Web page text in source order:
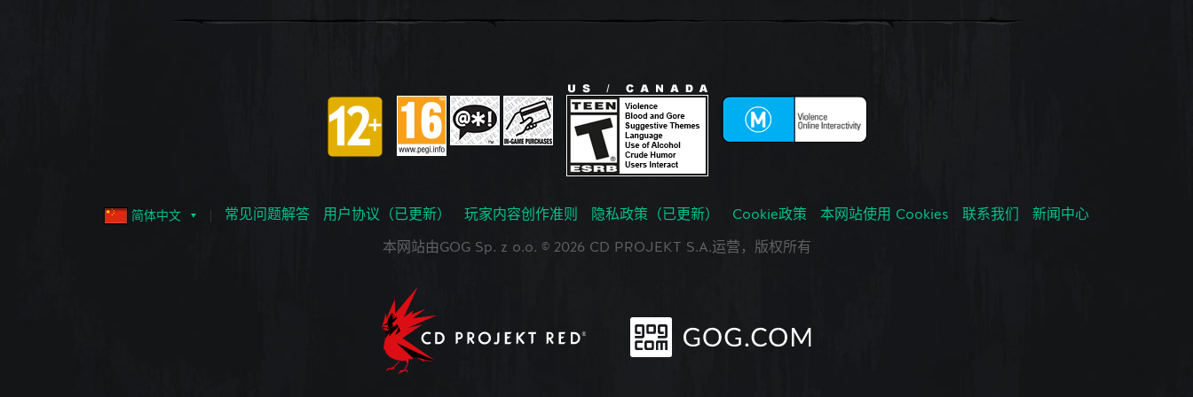
简体中文 常见问题解答 用户协议（已更新） 玩家内容创作准则 隐私政策（已更新） Cookie政策 本网站使用 Cookies 联系我们 新闻中心
本网站由GOG Sp. z o.o. © 2026 CD PROJEKT S.A.运营，版权所有